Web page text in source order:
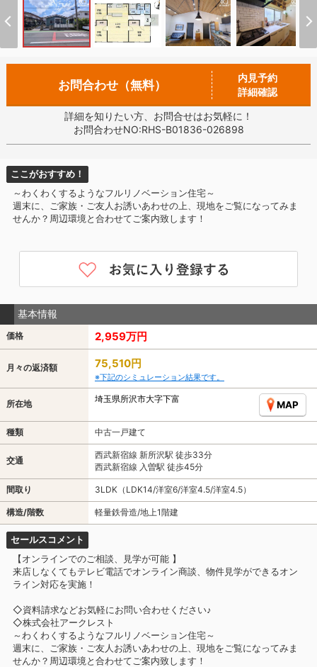
お問合わせ（無料）
内見予約
詳細確認
詳細を知りたい方、お問合せはお気軽に！
お問合わせNO:RHS-B01836-026898
ここがおすすめ！
～わくわくするようなフルリノベーション住宅～
週末に、ご家族・ご友人お誘いあわせの上、現地をご覧になってみま
せんか？周辺環境と合わせてご案内致します！
基本情報
価格 2,959万円
月々の返済額 75,510円
※下記のシミュレーション結果です。
所在地 埼玉県所沢市大字下富
MAP
種類 中古一戸建て
交通
西武新宿線 新所沢駅 徒歩33分
西武新宿線 入曽駅 徒歩45分
間取り 3LDK（LDK14/洋室6/洋室4.5/洋室4.5）
構造/階数 軽量鉄骨造/地上1階建
セールスコメント
【オンラインでのご相談、見学が可能 】
来店しなくてもテレビ電話でオンライン商談、物件見学ができるオン
ライン対応を実施！
◇資料請求などお気軽にお問い合わせください♪
◇株式会社アークレスト
～わくわくするようなフルリノベーション住宅～
週末に、ご家族・ご友人お誘いあわせの上、現地をご覧になってみま
せんか？周辺環境と合わせてご案内致します！